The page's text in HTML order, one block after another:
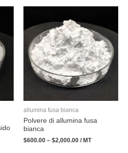
allumina fusa bianca
Polvere di allumina fusa
bianca
$600.00 – $2,000.00 / MT